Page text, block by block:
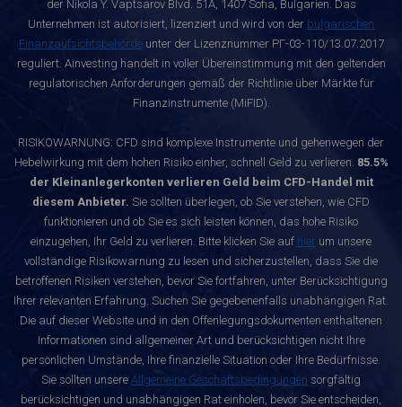
der Nikola Y. Vaptsarov Blvd. 51A, 1407 Sofia, Bulgarien. Das
Unternehmen ist autorisiert, lizenziert und wird von der bulgarischen
Finanzaufsichtsbehördeunter der Lizenznummer РГ-03-110/13.07.2017
reguliert. Ainvesting handelt in voller Übereinstimmung mit den geltenden
regulatorischen Anforderungen gemäß der Richtlinie über Märkte für
Finanzinstrumente (MiFID).
RISIKOWARNUNG: CFD sind komplexe Instrumente und gehenwegen der
Hebelwirkung mit dem hohen Risiko einher, schnell Geld zu verlieren. 85.5%
der Kleinanlegerkonten verlieren Geld beim CFD-Handel mit
diesem Anbieter. Sie sollten überlegen, ob Sie verstehen, wie CFD
funktionieren und ob Sie es sich leisten können, das hohe Risiko
einzugehen, Ihr Geld zu verlieren. Bitte klicken Sie auf hier um unsere
vollständige Risikowarnung zu lesen und sicherzustellen, dass Sie die
betroffenen Risiken verstehen, bevor Sie fortfahren, unter Berücksichtigung
Ihrer relevanten Erfahrung. Suchen Sie gegebenenfalls unabhängigen Rat.
Die auf dieser Website und in den Offenlegungsdokumenten enthaltenen
Informationen sind allgemeiner Art und berücksichtigen nicht Ihre
persönlichen Umstände, Ihre finanzielle Situation oder Ihre Bedürfnisse.
Sie sollten unsere Allgemeine Geschäftsbedingungen sorgfältig
berücksichtigen und unabhängigen Rat einholen, bevor Sie entscheiden,